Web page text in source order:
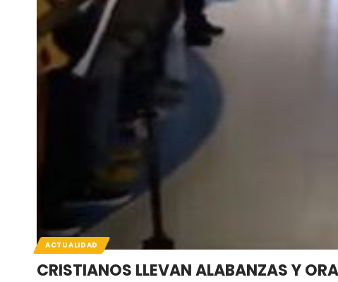
ACTUALIDAD
CRISTIANOS LLEVAN ALABANZAS Y